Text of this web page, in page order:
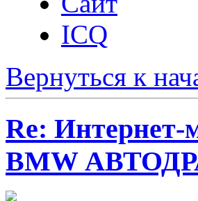
ICQ
Вернуться к
Re: Интернет-
BMW